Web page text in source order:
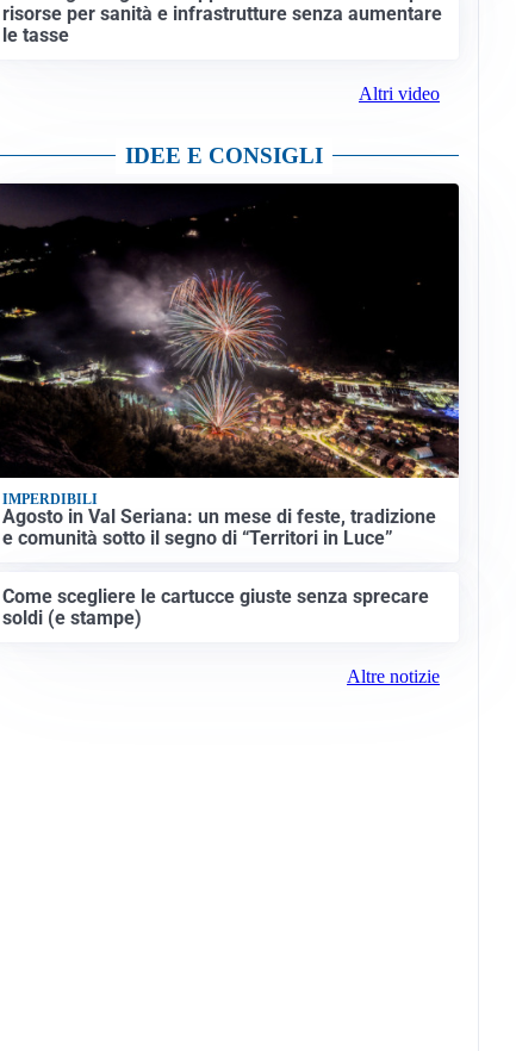
risorse per sanità e infrastrutture senza aumentare
le tasse
Altri video
IDEE E CONSIGLI
IMPERDIBILI
Agosto in Val Seriana: un mese di feste, tradizione
e comunità sotto il segno di “Territori in Luce”
Come scegliere le cartucce giuste senza sprecare
soldi (e stampe)
Altre notizie